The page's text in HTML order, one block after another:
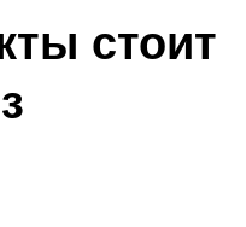
стоит